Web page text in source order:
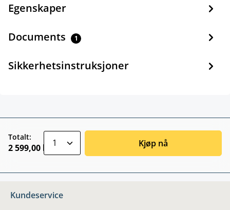
Egenskaper
Documents 1
Sikkerhetsinstruksjoner
Totalt:
2 599,00 kr Kjøp nå
Kundeservice